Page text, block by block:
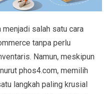
salah satu cara
tanpa perlu
Namun, meskipun
phos4.com, memilih
langkah paling krusial